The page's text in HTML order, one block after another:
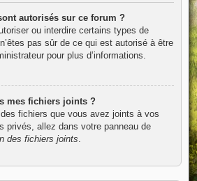
autorisés sur ce forum ?
ou interdire certains types de
pas sûr de ce qui est autorisé à être
pour plus d’informations.
mes fichiers joints ?
fichiers que vous avez joints à vos
privés, allez dans votre panneau de
des fichiers joints.